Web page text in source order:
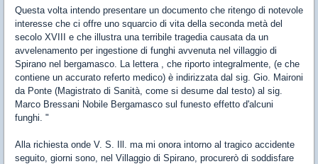
Questa volta intendo presentare un documento che ritengo di notevole
interesse che ci offre uno squarcio di vita della seconda metà del
secolo XVIII e che illustra una terribile tragedia causata da un
avvelenamento per ingestione di funghi avvenuta nel villaggio di
Spirano nel bergamasco. La lettera , che riporto integralmente, (e che
contiene un accurato referto medico) è indirizzata dal sig. Gio. Maironi
da Ponte (Magistrato di Sanità, come si desume dal testo) al sig.
Marco Bressani Nobile Bergamasco sul funesto effetto d'alcuni
funghi. "
Alla richiesta onde V. S. Ill. ma mi onora intorno al tragico accidente
seguito, giorni sono, nel Villaggio di Spirano, procurerò di soddisfare